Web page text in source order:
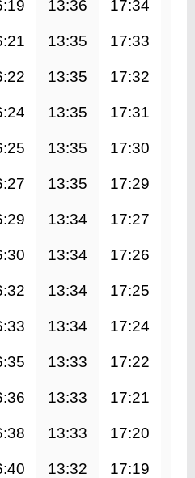
13:36 17:34
13:35 17:33
13:35 17:32
13:35 17:31
13:35 17:30
13:35 17:29
13:34 17:27
13:34 17:26
13:34 17:25
13:34 17:24
13:33 17:22
13:33 17:21
13:33 17:20
13:32 17:19